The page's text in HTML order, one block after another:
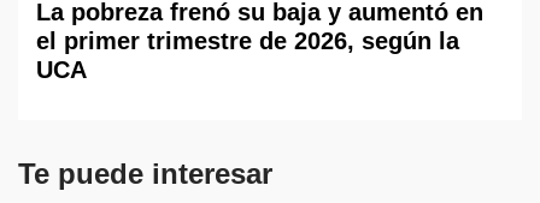
La pobreza frenó su baja y aumentó en
el primer trimestre de 2026, según la
UCA
Te puede interesar